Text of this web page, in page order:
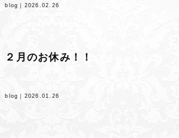
blog｜ 2026.02.26
２月のお休み！！
blog｜ 2026.01.26